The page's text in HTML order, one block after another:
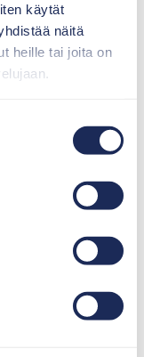
käytät
näitä
heille tai joita on